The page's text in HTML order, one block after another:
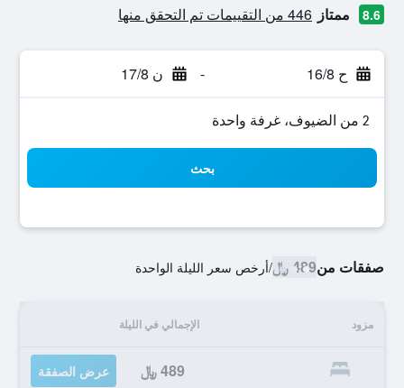
8.6 ممتاز 446 من التقييمات تم التحقق منها
ح 16/8 - ن 17/8
2 من الضيوف، غرفة واحدة
بحث
صفقات من489 ﷼ /أرخص سعر الليلة الواحدة
مزود الإجمالي في الليلة
489 ﷼ عرض الصفقة